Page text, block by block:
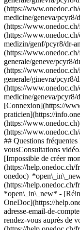
(https://
medicine/geneva/pcyr8/
(https://
(https://
medizin/genf/pcyr8/dr-
(https://
generale/geneve/pcyr8/
(https://
generale/ginevra/pcyr8/
(https://
medicine/geneva/pcyr8/
[Connexion](https://
praticien](https://
(https://
(https://www.onedoc.ch/
## Questions
vousConsultations
[Impossible de créer
(https://help.onedoc.ch/
onedoc)
(https://help.onedoc.ch/
*open\_in\_new* -
OneDoc](https://
adresse-email-de-
rendez-vous auprès de